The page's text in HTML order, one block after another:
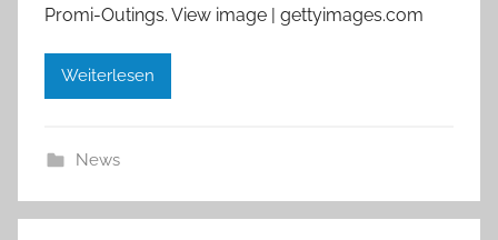
Promi-Outings. View image | gettyimages.com
Weiterlesen
News